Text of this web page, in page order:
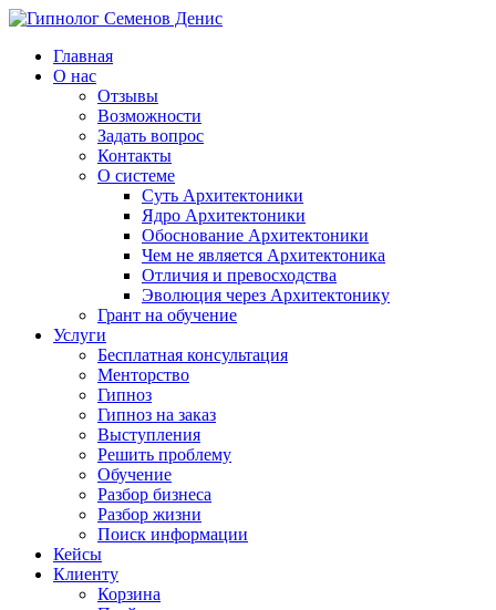
Главная
О нас
Отзывы
Возможности
Задать вопрос
Контакты
О системе
Суть Архитектоники
Ядро Архитектоники
Обоснование Архитектоники
Чем не является Архитектоника
Отличия и превосходства
Эволюция через Архитектонику
Грант на обучение
Услуги
Бесплатная консультация
Менторство
Гипноз
Гипноз на заказ
Выступления
Решить проблему
Обучение
Разбор бизнеса
Разбор жизни
Поиск информации
Кейсы
Клиенту
Корзина